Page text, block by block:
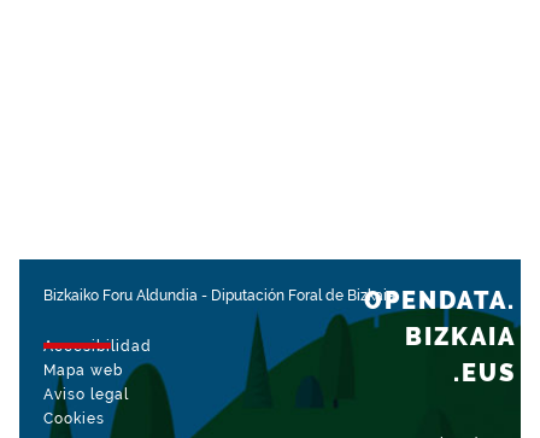
Bizkaiko Foru Aldundia - Diputación Foral de Bizkaia
Accesibilidad
Mapa web
Aviso legal
Cookies
OPENDATA.
BIZKAIA
.EUS